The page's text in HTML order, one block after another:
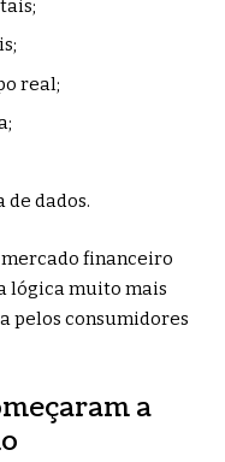
real;
dados.
mercado financeiro
lógica muito mais
pelos consumidores
a